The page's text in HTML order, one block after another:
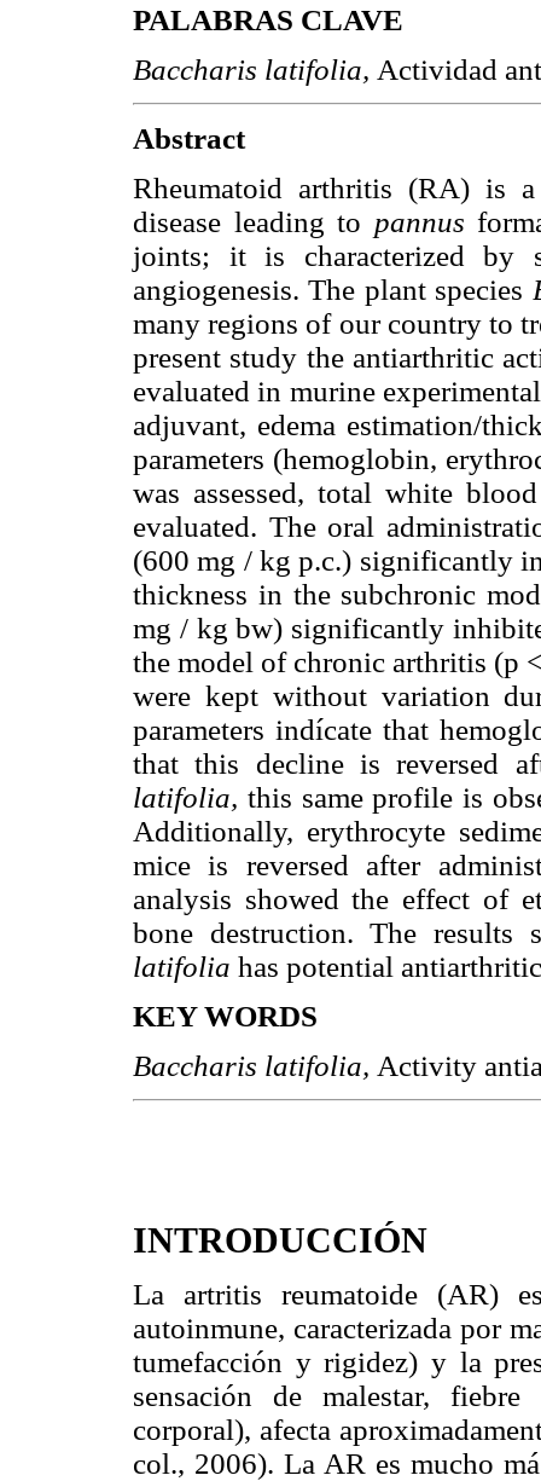
PALABRAS CLAVE
Baccharis latifolia, Actividad
Abstract
Rheumatoid arthritis (RA) is
disease leading to pannus
joints; it is characterized by
angiogenesis. The plant species
many regions of our country to
present study the antiarthritic
evaluated in murine
adjuvant, edema estimation/
parameters (hemoglobin,
was assessed, total white
evaluated. The oral admin
(600 mg / kg p.c.) significantly
thickness in the subchronic
mg / kg bw) significantly
the model of chronic arthritis (p
were kept without variation
parameters indícate that
that this decline is reversed
latifolia, this same profile is
Additionally, erythrocyte
mice is reversed after
analysis showed the effect of
bone destruction. The
latifolia has potential
KEY WORDS
Baccharis latifolia, Activity
INTRODUCCIÓN
La artritis reumatoide (AR)
autoinmune, caracterizada por
tumefacción y rigidez) y la
sensación de malestar,
corporal), afecta
col., 2006). La AR es mucho